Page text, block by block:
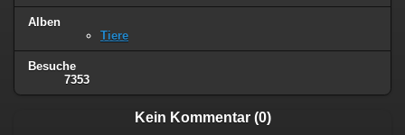
Alben
Tiere
Besuche
7353
Kein Kommentar (0)